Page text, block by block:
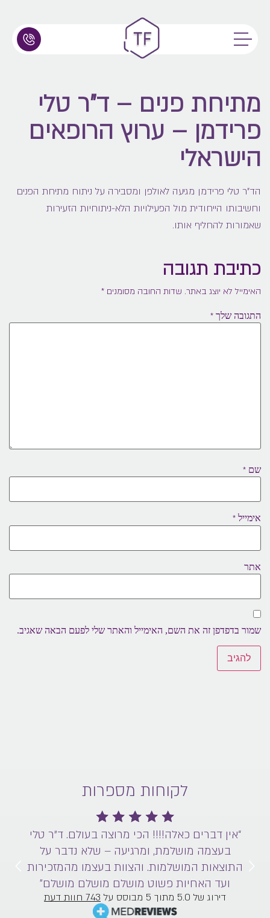
מתיחת פנים – ד"ר טלי
פרידמן – ערוץ הרופאים
הישראלי
הד"ר טלי פרידמן מגיעה לאולפן ומסבירה על ניתוח מתיחת הפנים
וחשיבותו הייחודית מול הפעילויות הלא-ניתוחיות הזעירות
שאמורות להחליף אותו.
כתיבת תגובה
האימייל לא יוצג באתר. שדות החובה מסומנים *
התגובה שלך *
שם *
אימייל *
אתר
שמור בדפדפן זה את השם, האימייל והאתר שלי לפעם הבאה שאגיב.
לקוחות מספרות
בעולם. ד״ר טלי
– שלא נדבר על
בעצמו מהמזכירות
מושלם מושלם”
“אין דברים כאלה!!!! הכי מרוצה
מושלמת, ומרגיעה – שלא נדבר על
והצוות בעצמו מהמזכירות ועד
מושלם”
דירוג של 5.0 מתוך 5 מבוסס על